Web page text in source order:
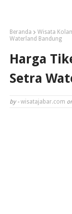
Beranda Wisata
Waterland Bandung
Harga
Setra
by - wisatajabar.com